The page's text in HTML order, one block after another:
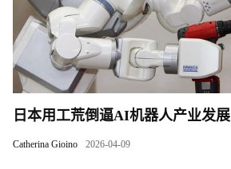
日本用工荒倒逼AI机器人产业发展
Catherina Gioino 2026-04-09